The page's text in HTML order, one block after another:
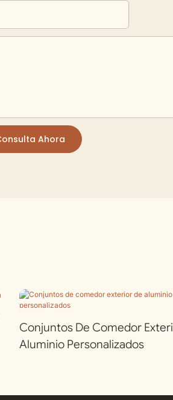
Ahora
Conjuntos De Comedor
Aluminio Personalizados